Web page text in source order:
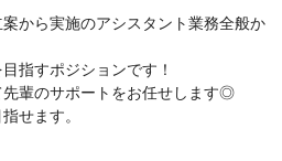
から実施のアシスタント業務全般か
指すポジションです！
先輩のサポートをお任せします◎
せます。